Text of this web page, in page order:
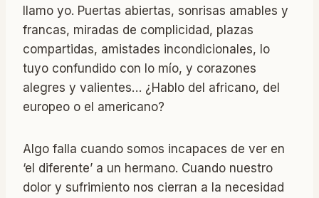
llamo yo. Puertas abiertas, sonrisas amables y
francas, miradas de complicidad, plazas
compartidas, amistades incondicionales, lo
tuyo confundido con lo mío, y corazones
alegres y valientes… ¿Hablo del africano, del
europeo o el americano?
Algo falla cuando somos incapaces de ver en
‘el diferente’ a un hermano. Cuando nuestro
dolor y sufrimiento nos cierran a la necesidad